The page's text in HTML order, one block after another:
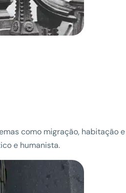
como migração, habitação e
e humanista.